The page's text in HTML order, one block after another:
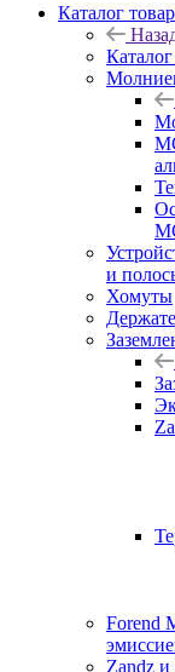
Каталог
и
Хомуты
Forend
Zandz и